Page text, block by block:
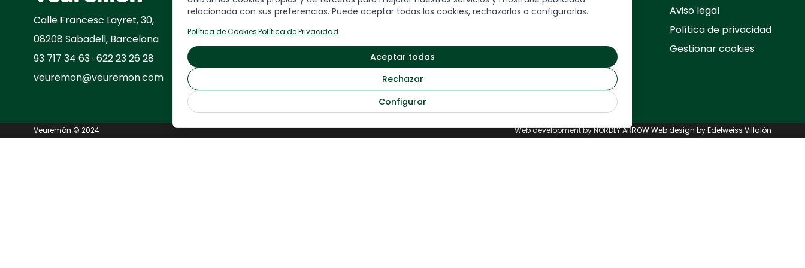
Calle Francesc Layret, 30,
08208 Sabadell, Barcelona
93 717 34 63 · 622 23 26 28
veuremon@veuremon.com
Grandes destinos
Viajes destacados
Salidas especiales
Formulario
Aviso legal
Política de privacidad
Gestionar cookies
Veuremón © 2024 Web development byNORDLY ARROWWeb design by Edelweiss Villalón
relacionada con sus preferencias. Puede aceptar todas las cookies, rechazarlas o configurarlas.
Política de Cookies·Política de Privacidad
Aceptar todas
Rechazar
Configurar